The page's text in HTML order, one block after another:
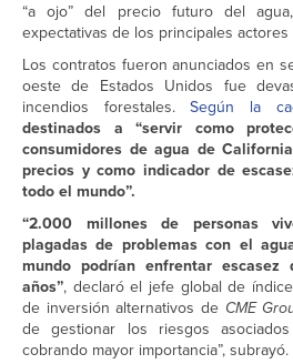
“a ojo” del precio futuro del
expectativas de los principales
Los contratos fueron anunciados en
oeste de Estados Unidos fue
incendios forestales.Según la
destinados a “servir como
consumidores de agua de
precios y como indicador de
todo el mundo”.
“2.000 millones de personas
plagadas de problemas con el
mundo podrían enfrentar
años”, declaró el jefe global de
de inversión alternativos de CME
de gestionar los riesgos
cobrando mayor importancia”, subrayó.